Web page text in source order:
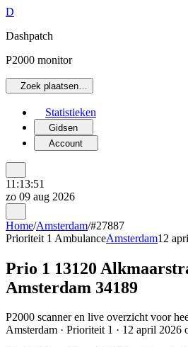
D
Dashpatch
P2000 monitor
Zoek plaatsen…
Statistieken
Gidsen
Account
11:13:51
zo 09 aug 2026
Home/Amsterdam/#27887
Prioriteit 1 AmbulanceAmsterdam12
Prio 1 13120
Amsterdam 34189
P2000 scanner en live overzicht voor
Amsterdam · Prioriteit 1 · 12 april 2026